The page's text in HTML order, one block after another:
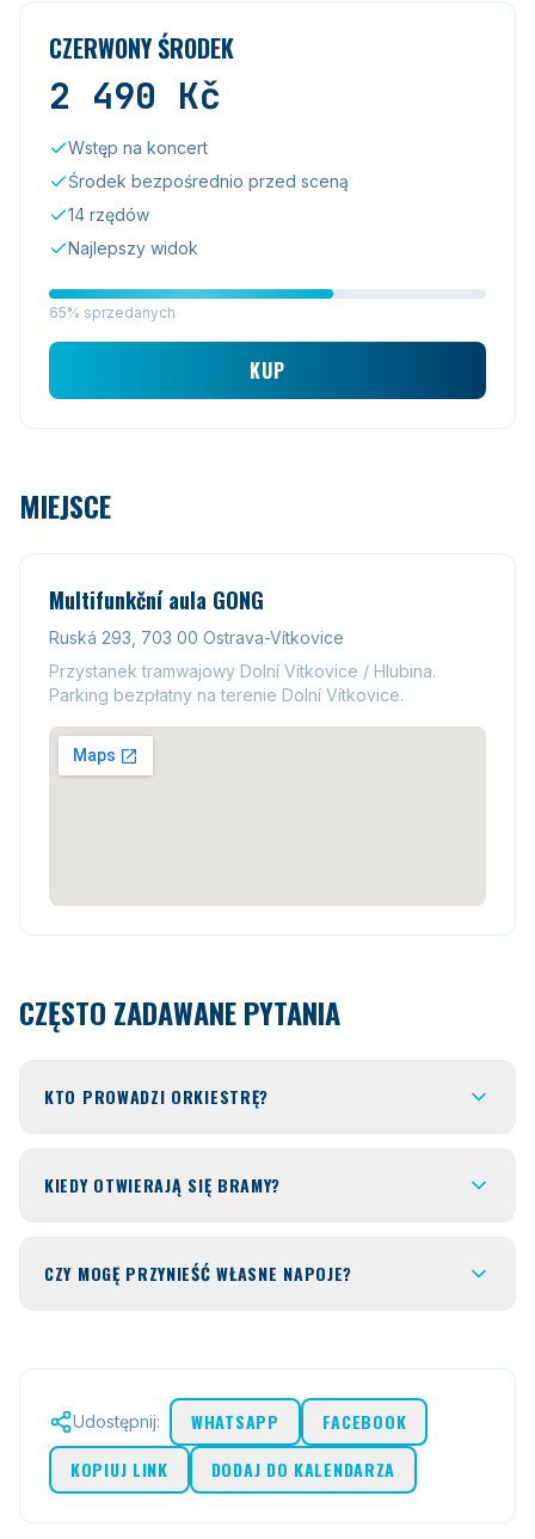
CZERWONY ŚRODEK
2 490 Kč
Wstęp na koncert
Środek bezpośrednio przed sceną
14 rzędów
Najlepszy widok
65% sprzedanych
KUP
MIEJSCE
Multifunkční aula GONG
Ruská 293, 703 00 Ostrava-Vítkovice
Przystanek tramwajowy Dolní Vítkovice / Hlubina.
Parking bezpłatny na terenie Dolní Vítkovice.
CZĘSTO ZADAWANE PYTANIA
KTO PROWADZI ORKIESTRĘ?
KIEDY OTWIERAJĄ SIĘ BRAMY?
CZY MOGĘ PRZYNIEŚĆ WŁASNE NAPOJE?
Udostępnij: WHATSAPP
FACEBOOK
KOPIUJ LINK
DODAJ DO KALENDARZA